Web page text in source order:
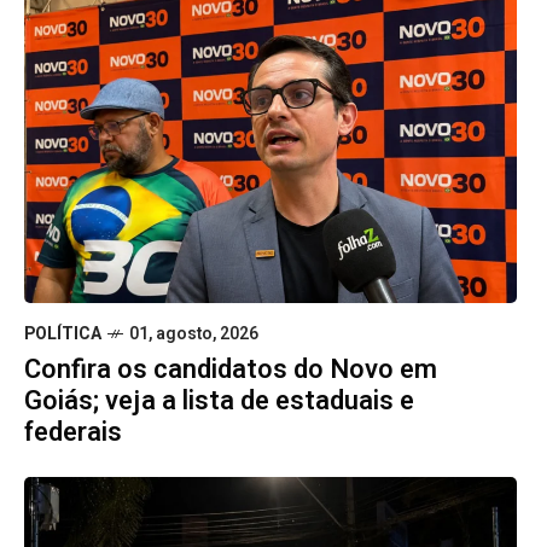
POLÍTICA 01, agosto, 2026
Confira os candidatos do Novo em
Goiás; veja a lista de estaduais e
federais